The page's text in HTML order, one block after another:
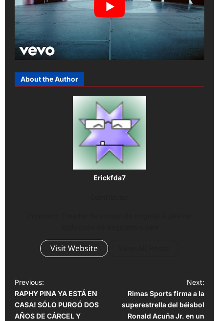
About the Author
Erickfda7
Visit Website
P
o
s
Previous:
RAPHY PINA YA ESTÁ EN
CASA! SÓLO PURGÓ DOS
AÑOS DE CÁRCEL Y
Next:
Rimas Sports firma a la
superestrella del béisbol
Ronald Acuña Jr. en un